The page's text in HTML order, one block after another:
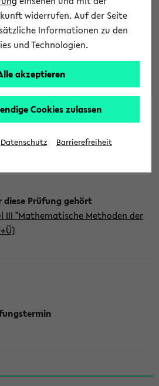
III "Mathematische Methoden der
widerrufen. Auf der Seite
Informationen zu den
und Technologien.
akzeptieren
Cookies zulassen
Datenschutz Barrierefreiheit